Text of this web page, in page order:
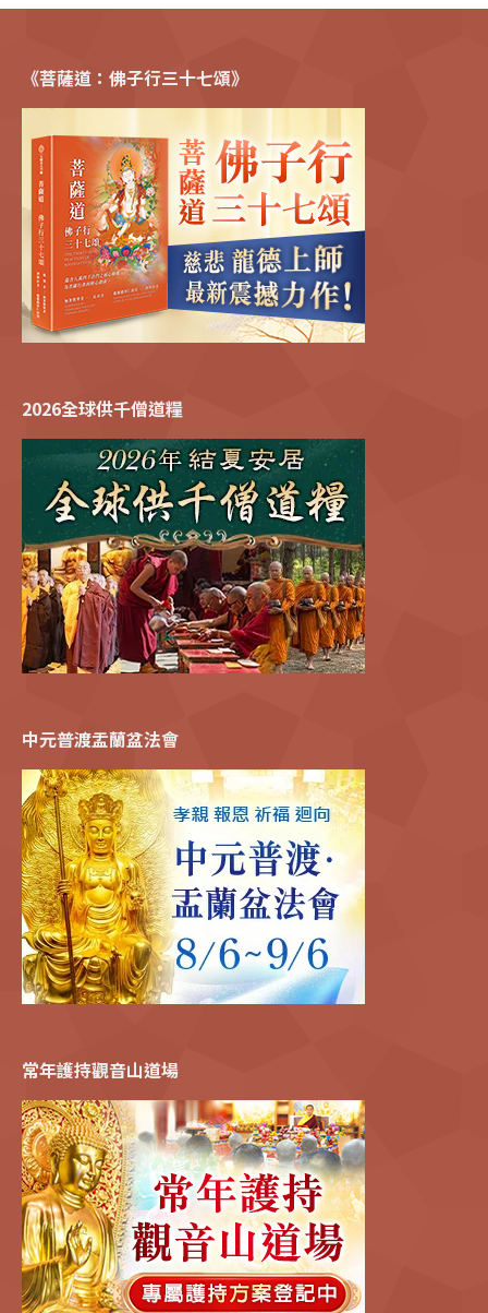
《菩薩道：佛子行三十七頌》
2026全球供千僧道糧
中元普渡盂蘭盆法會
常年護持觀音山道場